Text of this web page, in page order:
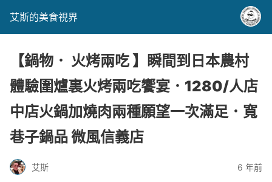
艾斯的美食視界
【鍋物． 火烤兩吃 】瞬間到日本農村
體驗圍爐裏火烤兩吃饗宴．1280/人店
中店火鍋加燒肉兩種願望一次滿足．寬
巷子鍋品 微風信義店
艾斯 6 年前